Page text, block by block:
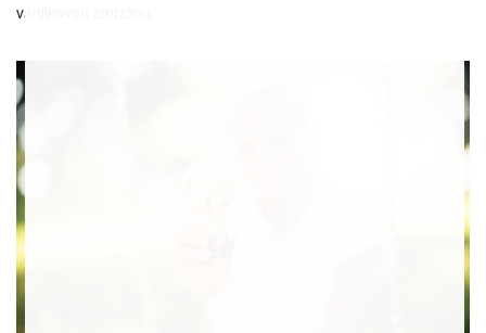
vanilkovou zmrzlinu.